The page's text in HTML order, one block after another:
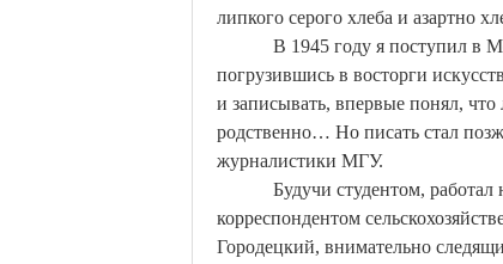
липкого серого хлеба и азартно
В 1945 году я поступил в
погрузившись в восторги
и записывать, впервые понял, что
родственно… Но писать стал
журналистики МГУ.
Будучи студентом,
корреспондентом
Городецкий, внимательно